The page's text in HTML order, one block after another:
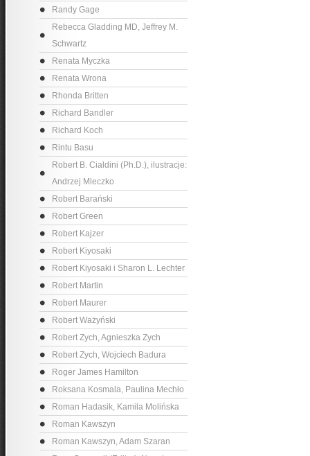
Randy Gage
Rebecca Gladding MD, Jeffrey M.
Schwartz
Renata Myczka
Renata Wrona
Rhonda Britten
Richard Bandler
Richard Koch
Rintu Basu
Robert B. Cialdini (Ph.D.), ilustracje:
Andrzej Mleczko
Robert Barański
Robert Green
Robert Kajzer
Robert Kiyosaki
Robert Kiyosaki i Sharon L. Lechter
Robert Martin
Robert Maurer
Robert Ważyński
Robert Zych, Agnieszka Zych
Robert Zych, Wojciech Badura
Roger James Hamilton
Roksana Kosmala, Paulina Mechło
Roman Hadasik, Kamila Molińska
Roman Kawszyn
Roman Kawszyn, Adam Szaran